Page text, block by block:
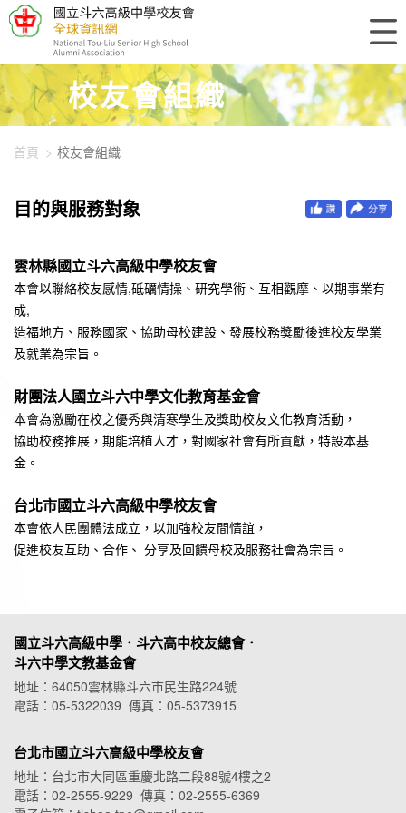
448-1000
校友會組織
首頁 校友會組織
目的與服務對象
雲林縣國立斗六高級中學校友會
本會以聯絡校友感情,砥礪情操、研究學術、互相觀摩、以期事業有
成,
造福地方、服務國家、協助母校建設、發展校務獎勵後進校友學業
及就業為宗旨。
財團法人國立斗六中學文化教育基金會
本會為激勵在校之優秀與清寒學生及獎助校友文化教育活動，
協助校務推展，期能培植人才，對國家社會有所貢獻，特設本基
金。
台北市國立斗六高級中學校友會
本會依人民團體法成立，以加強校友間情誼，
促進校友互助、合作、 分享及回饋母校及服務社會為宗旨。
國立斗六高級中學．斗六高中校友總會．
斗六中學文教基金會
地址：64050雲林縣斗六市民生路224號
電話：05-5322039 傳真：05-5373915
台北市國立斗六高級中學校友會
地址：台北市大同區重慶北路二段88號4樓之2
電話：02-2555-9229 傳真：02-2555-6369